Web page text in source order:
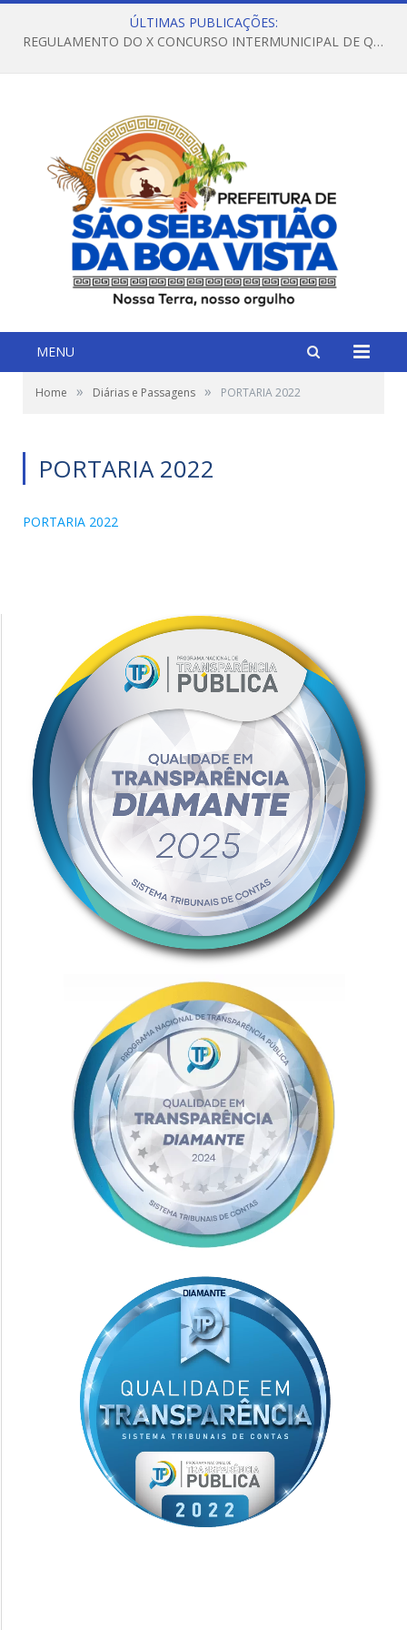
ÚLTIMAS PUBLICAÇÕES:
REGULAMENTO DO X CONCURSO INTERMUNICIPAL DE QUADRILHAS JUNINAS – 2026 – ARRAIÁ DA VENEZA
MENU
Home » Diárias e Passagens » PORTARIA 2022
PORTARIA 2022
PORTARIA 2022